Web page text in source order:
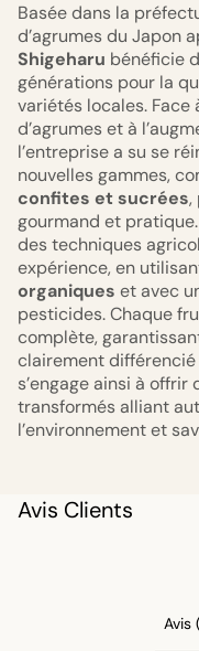
Basée dans la
d’agrumes du Japon
Shigeharu bénéficie
générations pour la
variétés locales.
d’agrumes et à
l’entreprise a su se
nouvelles gammes,
confites et sucrées,
gourmand et
des techniques
expérience, en
organiques et avec
pesticides. Chaque
complète,
clairement différencié
s’engage ainsi à
transformés alliant
l’environnement et
Avis Clients
Avis